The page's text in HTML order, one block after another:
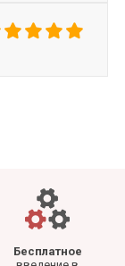
Бесплатное